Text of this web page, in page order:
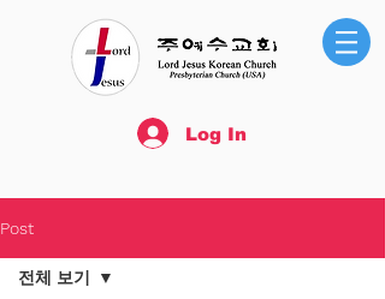
Log In
Post
전체 보기